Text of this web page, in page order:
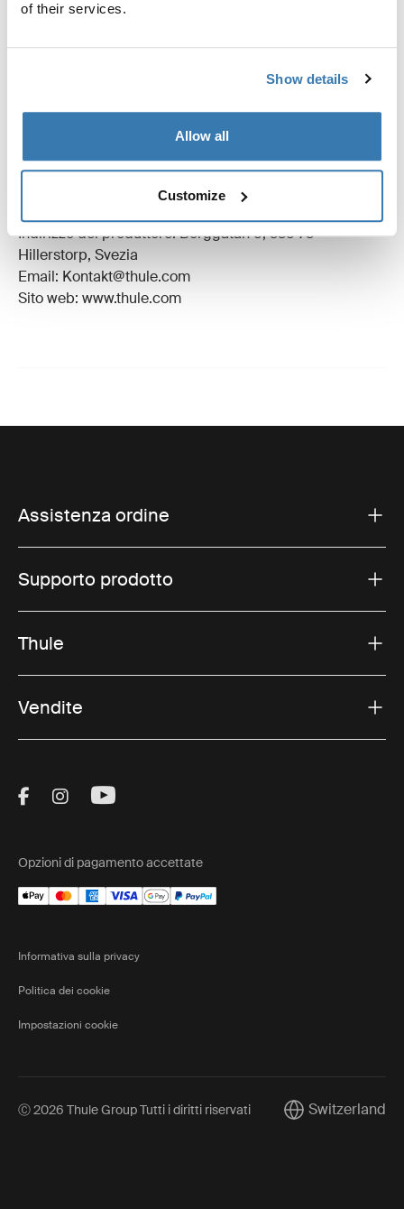
of their services.
Show details
Allow all
Customize
Informazioni sulla produzione
Marchio registrato: Thule Sweden AB
Indirizzo del produttore: Borggatan 5, 335 73
Hillerstorp, Svezia
Email: Kontakt@thule.com
Sito web: www.thule.com
Assistenza ordine
Supporto prodotto
Thule
Vendite
Visit Thule on Facebook (external link)
Visit Thule on Instagram (external link)
Visit Thule on Youtube (external
Opzioni di pagamento accettate
Informativa sulla privacy
Politica dei cookie
Impostazioni cookie
Ⓒ 2026 Thule Group Tutti i diritti riservati Current market/
Switzerland